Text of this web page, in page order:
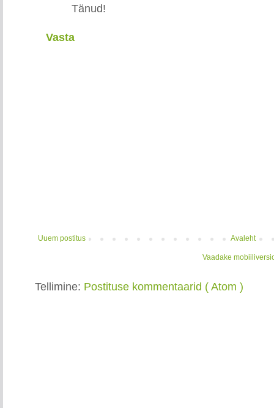
Tänud!
Vasta
Uuem postitus Avaleht
Vaadake
Tellimine: Postituse kommentaarid ( Atom )